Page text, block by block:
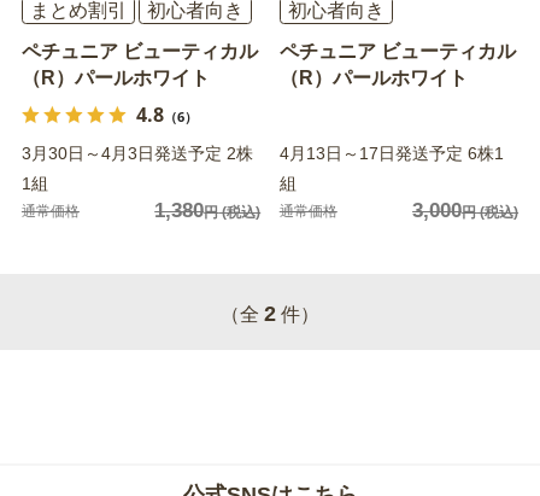
まとめ割引
初心者向き
ペチュニア ビューティカル
（R）パールホワイト
4.8（6）
3月30日～4月3日発送予定 2株
1組
通常価格 1,380円(税込)
初心者向き
ペチュニア ビューティカル
（R）パールホワイト
4月13日～17日発送予定 6株1
組
通常価格 3,000円(税込)
（全 2 件）